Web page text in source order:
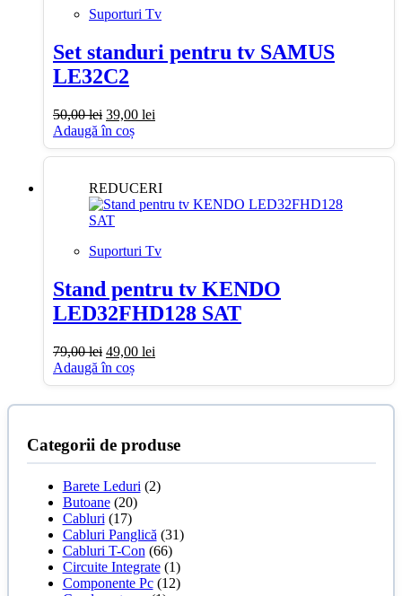
Suporturi Tv
Set standuri pentru tv SAMUS
LE32C2
50,00lei Prețul
inițial
a
fost:
39,00 lei
este:
39,00 lei.
Adaugă în coș
REDUCERI
Suporturi Tv
Stand pentru tv KENDO
LED32FHD128 SAT
79,00lei Prețul
inițial
a
49,00 lei
este:
Adaugă în coș
Categorii de produse
Barete Leduri (2)
Butoane (20)
Cabluri (17)
Cabluri Panglică (31)
Cabluri T-Con (66)
Circuite Integrate (1)
Componente Pc (12)